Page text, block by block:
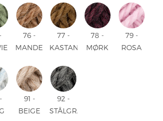
76 -
MANDEL
77 -
KASTANJE
78 -
MØRK
79 -
ROSA
91 -
BEIGE
92 -
STÅLGRÅ